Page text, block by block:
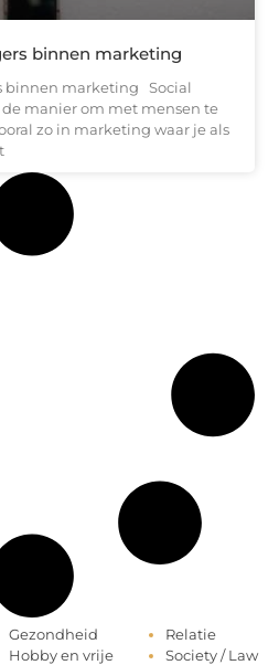
binnen marketing
binnen marketing Social
manier om met mensen te
zo in marketing waar je als
Gezondheid
Hobby en vrije
Relatie
Society / Law